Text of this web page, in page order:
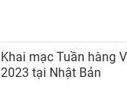
Khai mạc Tuần hàng
2023 tại Nhật Bản